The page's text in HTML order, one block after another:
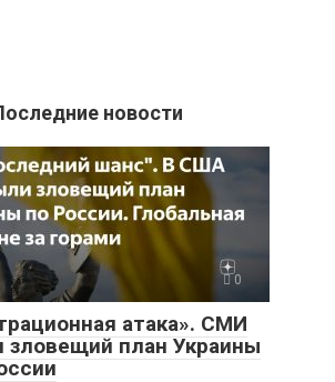
новости
0
атака». СМИ
зловещий план Украины